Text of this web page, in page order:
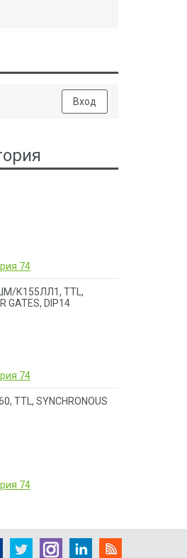
Вход
74
К155ЛЛ1, TTL,
GATES, DIP14
74
TTL, SYNCHRONOUS
74